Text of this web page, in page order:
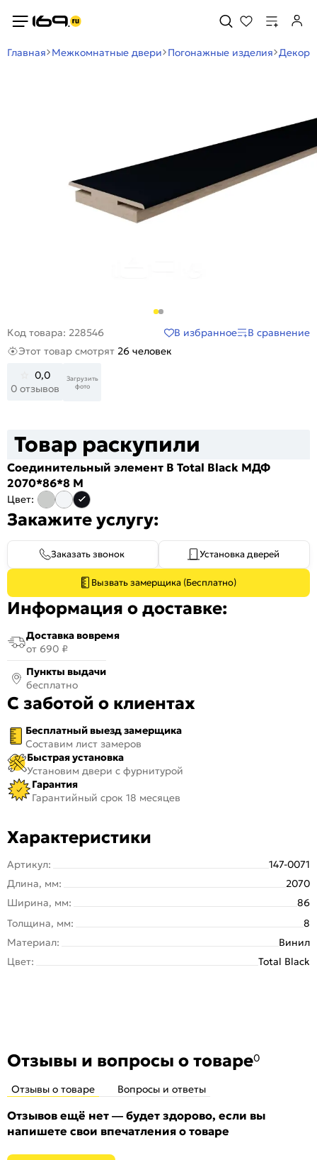
Главная Межкомнатные двери Погонажные изделия Декор
Код товара: 228546 В избранное
В сравнение
Этот товар смотрят 26 человек
0,0
0 отзывов
Загрузить
фото
Товар раскупили
Соединительный элемент В Total Black МДФ
2070*86*8 M
Цвет:
Закажите услугу:
Заказать звонок Установка дверей
Вызвать замерщика (Бесплатно)
Информация о доставке:
Доставка вовремя
от 690 ₽
Пункты выдачи
бесплатно
С заботой о клиентах
Бесплатный выезд замерщика
Составим лист замеров
Быстрая установка
Установим двери с фурнитурой
Гарантия
Гарантийный срок 18 месяцев
Характеристики
Артикул:
147-0071
Длина, мм:
2070
Ширина, мм:
86
Толщина, мм:
8
Материал:
Винил
Цвет:
Total Black
Отзывы и вопросы о товаре0
Отзывы о товаре Вопросы и ответы
Отзывов ещё нет — будет здорово, если вы
напишете свои впечатления о товаре